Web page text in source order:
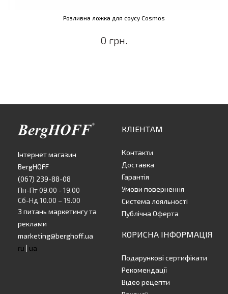
Розливна ложка для соусу Cosmos
0 грн.
Інтернет магазин
BergHOFF
(067) 239-88-08
Пн-Пт 09.00 - 19.00
Сб-Нд 10.00 – 19.00
З питань маркетингу та
реклами
marketing@berghoff.ua
ru | ua
КЛІЕНТАМ
Контакти
Доставка
Гарантія
Умови повернення
Система лояльності
Публічна Оферта
КОРИСНА ІНФОРМАЦІЯ
Подарункові сертифікати
Рекомендації
Відео рецепти